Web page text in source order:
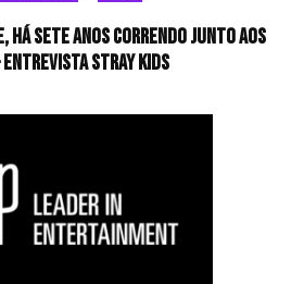
há sete anos correndo junto aos
Entrevista Stray Kids